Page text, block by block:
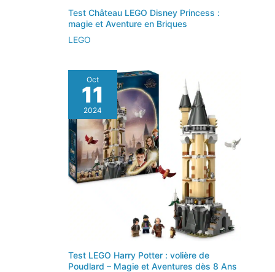
Test Château LEGO Disney Princess :
magie et Aventure en Briques
LEGO
Oct
11
2024
Test LEGO Harry Potter : volière de
Poudlard – Magie et Aventures dès 8 Ans